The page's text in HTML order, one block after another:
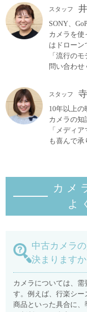
スタッフ
SONY、
カメラを使
はドローン
「流行の
問い合わせ
スタッフ
10年以上
カメラの知
「メディ
も喜んで承
カメ
よ
中古カメラ
決まりますか
カメラについては、
す。例えば、行楽シー
商品といった具合に